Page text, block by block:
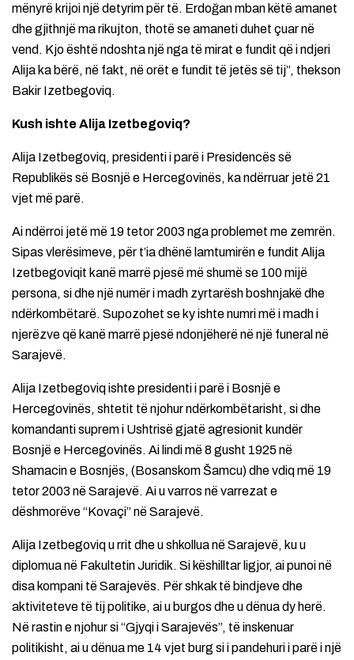
mënyrë krijoi një detyrim për të. Erdoğan mban këtë amanet
dhe gjithnjë ma rikujton, thotë se amaneti duhet çuar në
vend. Kjo është ndoshta një nga të mirat e fundit që i ndjeri
Alija ka bërë, në fakt, në orët e fundit të jetës së tij”, thekson
Bakir Izetbegoviq.
Kush ishte Alija Izetbegoviq?
Alija Izetbegoviq, presidenti i parë i Presidencës së
Republikës së Bosnjë e Hercegovinës, ka ndërruar jetë 21
vjet më parë.
Ai ndërroi jetë më 19 tetor 2003 nga problemet me zemrën.
Sipas vlerësimeve, për t’ia dhënë lamtumirën e fundit Alija
Izetbegoviqit kanë marrë pjesë më shumë se 100 mijë
persona, si dhe një numër i madh zyrtarësh boshnjakë dhe
ndërkombëtarë. Supozohet se ky ishte numri më i madh i
njerëzve që kanë marrë pjesë ndonjëherë në një funeral në
Sarajevë.
Alija Izetbegoviq ishte presidenti i parë i Bosnjë e
Hercegovinës, shtetit të njohur ndërkombëtarisht, si dhe
komandanti suprem i Ushtrisë gjatë agresionit kundër
Bosnjë e Hercegovinës. Ai lindi më 8 gusht 1925 në
Shamacin e Bosnjës, (Bosanskom Šamcu) dhe vdiq më 19
tetor 2003 në Sarajevë. Ai u varros në varrezat e
dëshmorëve “Kovaçi” në Sarajevë.
Alija Izetbegoviq u rrit dhe u shkollua në Sarajevë, ku u
diplomua në Fakultetin Juridik. Si këshilltar ligjor, ai punoi në
disa kompani të Sarajevës. Për shkak të bindjeve dhe
aktiviteteve të tij politike, ai u burgos dhe u dënua dy herë.
Në rastin e njohur si “Gjyqi i Sarajevës”, të inskenuar
politikisht, ai u dënua me 14 vjet burg si i pandehuri i parë i një